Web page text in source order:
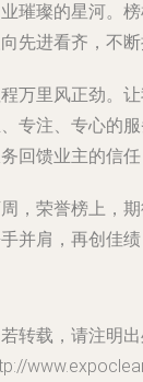
璀璨的星河。
先进看齐，不
万里风正劲。
专注、专心的
回馈业主的信
，荣誉榜上，
并肩，再创佳绩
转载，请注明出